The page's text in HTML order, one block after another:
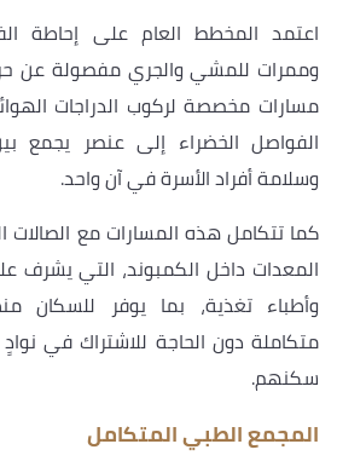
اعتمد المخطط العام على إحاطة
وممرات للمشي والجري مفصولة عن
مسارات مخصصة لركوب الدراجات
الفواصل الخضراء إلى عنصر يجمع
وسلامة أفراد الأسرة في آن واحد.
كما تتكامل هذه المسارات مع الصالات
المعدات داخل الكمبوند، التي يشرف
وأطباء تغذية، بما يوفر للسكان
متكاملة دون الحاجة للاشتراك في
سكنهم.
المجمع الطبي المتكامل